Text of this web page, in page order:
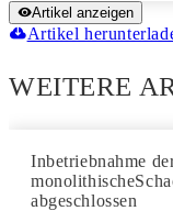
Artikel anzeigen
Artikel
WEITERE
Inbetriebnahme
abgeschlossen